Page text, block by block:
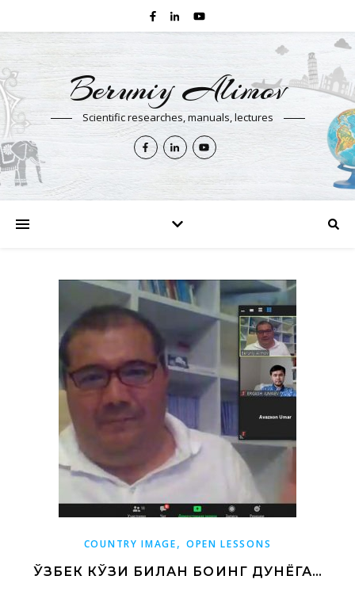
Beruniy Alimov
Scientific researches, manuals, lectures
COUNTRY IMAGE, OPEN LESSONS
ЎЗБЕК КЎЗИ БИЛАН БОҚИНГ ДУНЁГА…